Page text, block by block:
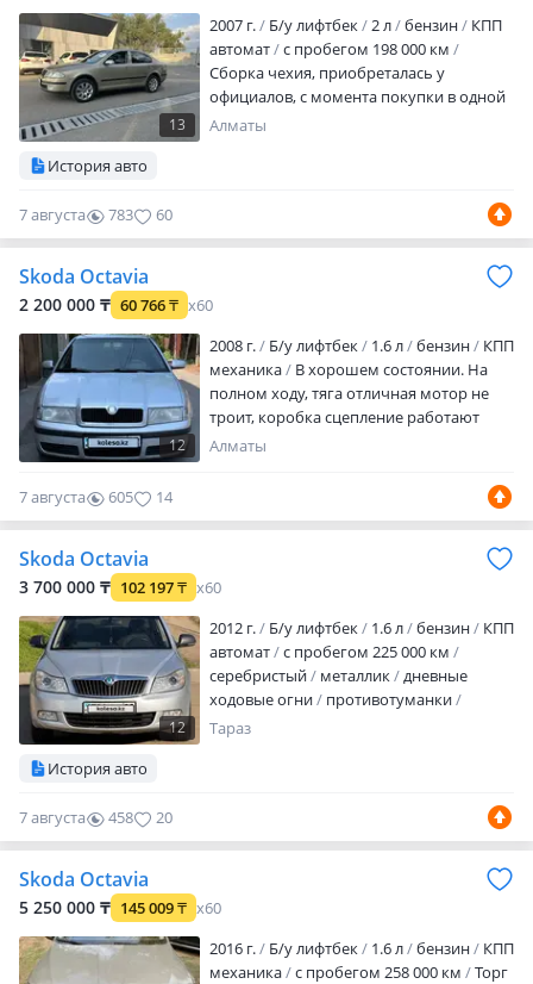
на кочках нигде не стучит едет мя…
13
2007 г. Б/у лифтбек 2 л бензин
КПП
автомат
с пробегом 198 000 км
Сборка чехия, приобреталась у
официалов, с момента покупки в одной
семье. Самая полная комплектация.
Алматы
История авто
7 августа 783 60
Skoda Octavia
2 200 000 ₸ 60 766₸ x60
12
2008 г. Б/у лифтбек 1.6 л бензин
КПП
механика
В хорошем состоянии. На
полном ходу, тяга отличная мотор не
троит, коробка сцепление работают
отлично. Обмен на бмв или что нибудь
Алматы
7 августа 605 14
Skoda Octavia
3 700 000 ₸ 102 197₸ x60
12
2012 г. Б/у лифтбек 1.6 л бензин
КПП
автомат
с пробегом 225 000 км
серебристый
металлик
дневные
ходовые огни
противотуманки
корректор фар
2012 год, 1.6 бензин, автомат. Надёжный,
простой и практичный автомобиль.
обслуживалась своевременно — денег
на техническую часть…
Тараз
История авто
7 августа 458 20
Skoda Octavia
5 250 000 ₸ 145 009₸ x60
2016 г. Б/у лифтбек 1.6 л бензин
КПП
механика
с пробегом 258 000 км
Торг